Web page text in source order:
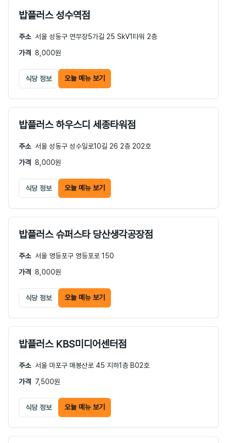
밥플러스 성수역점
주소 서울 성동구 연무장5가길 25 SkV1타워 2층
가격
8,000원
식당 정보 오늘 메뉴 보기
밥플러스 하우스디 세종타워점
주소 서울 성동구 성수일로10길 26 2층 202호
가격
8,000원
식당 정보 오늘 메뉴 보기
밥플러스 슈퍼스타 당산생각공장점
주소 서울 영등포구 영등포로 150
가격
8,000원
식당 정보 오늘 메뉴 보기
밥플러스 KBS미디어센터점
주소 서울 마포구 매봉산로 45 지하1층 B02호
가격
7,500원
식당 정보 오늘 메뉴 보기